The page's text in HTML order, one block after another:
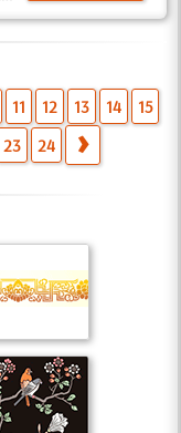
11 12 13 14
15
23 24